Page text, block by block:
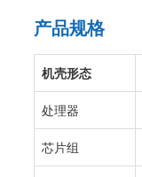
产品规格
机壳形态
处理器
芯片组